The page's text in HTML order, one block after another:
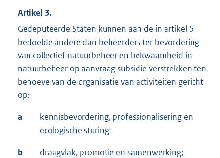
Artikel 3.
Gedeputeerde Staten kunnen aan de in artikel 5
bedoelde andere dan beheerders ter bevordering
van collectief natuurbeheer en bekwaamheid in
natuurbeheer op aanvraag subsidie verstrekken ten
behoeve van de organisatie van activiteiten gericht
op:
a
kennisbevordering, professionalisering en
ecologische sturing;
b draagvlak, promotie en samenwerking;